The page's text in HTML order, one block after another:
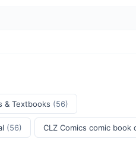
& Textbooks (56)
(56) CLZ Comics comic book